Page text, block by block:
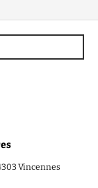
Vincennes